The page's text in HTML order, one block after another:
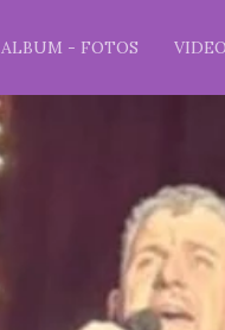
ALBUM - FOTOS